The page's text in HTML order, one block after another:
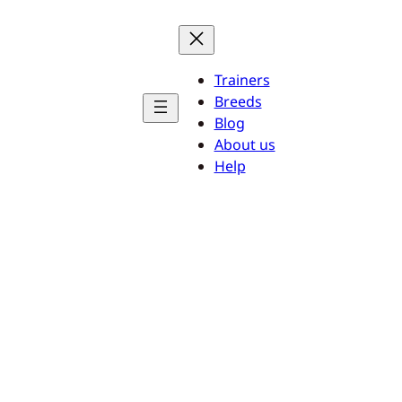
Trainers
Breeds
Blog
About us
Help